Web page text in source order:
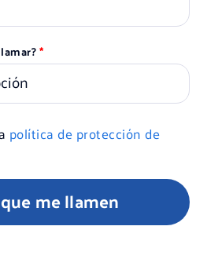
política de protección de
me llamen